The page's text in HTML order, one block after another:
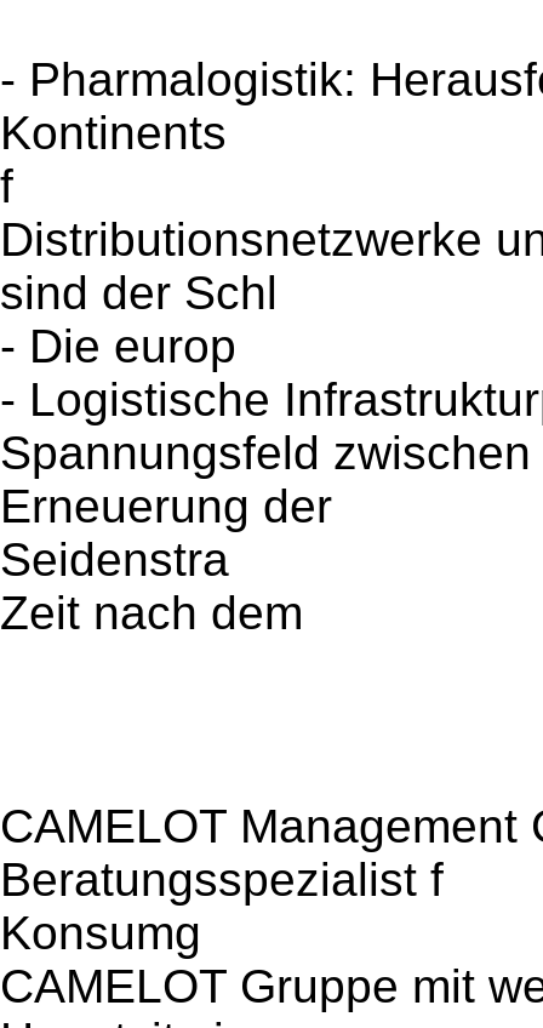
- Pharmalogistik:
Kontinents
f
Distributionsnetzwerke
sind der Schl
- Die europ
- Logistische
Spannungsfeld
Erneuerung der
Seidenstra
Zeit nach dem
CAMELOT
Beratungsspezialist f
Konsumg
CAMELOT Gruppe mit